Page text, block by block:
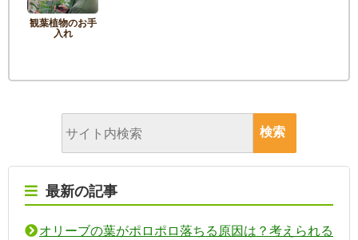
観葉植物のお手
入れ
最新の記事
オリーブの葉がポロポロ落ちる原因は？考えられる